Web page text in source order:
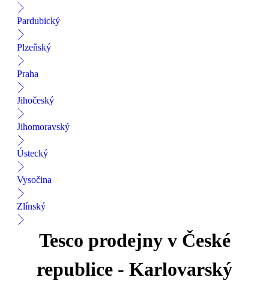
Pardubický
Plzeňský
Praha
Jihočeský
Jihomoravský
Ústecký
Vysočina
Zlínský
Tesco prodejny v České
republice - Karlovarský